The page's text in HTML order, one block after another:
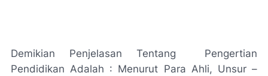
Demikian Penjelasan Tentang Pengertian
Pendidikan Adalah : Menurut Para Ahli, Unsur –